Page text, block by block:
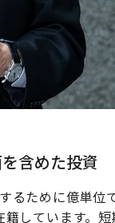
含めた投資
るために億単位
しています。